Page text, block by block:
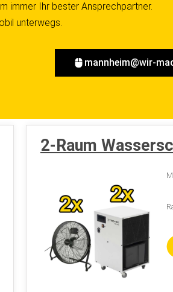
immer Ihr bester Ansprechpartner.
unterwegs.
mannheim@wir-
2-Raum